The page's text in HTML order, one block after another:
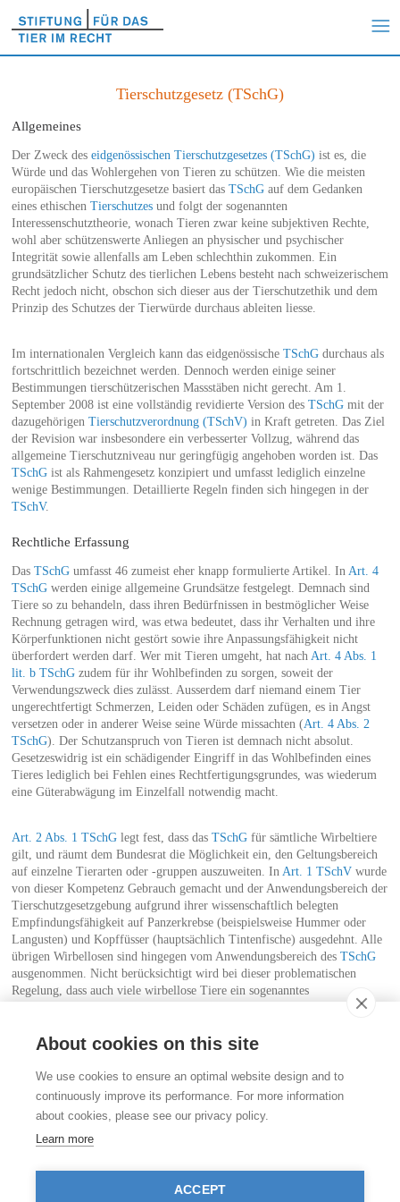
Tierschutzgesetz (TSchG)
Allgemeines
Der Zweck des eidgenössischen Tierschutzgesetzes (TSchG) ist es, die
Würde und das Wohlergehen von Tieren zu schützen. Wie die meisten
europäischen Tierschutzgesetze basiert das TSchGauf dem Gedanken
eines ethischen Tierschutzesund folgt der sogenannten
Interessenschutztheorie, wonach Tieren zwar keine subjektiven Rechte,
wohl aber schützenswerte Anliegen an physischer und psychischer
Integrität sowie allenfalls am Leben schlechthin zukommen. Ein
grundsätzlicher Schutz des tierlichen Lebens besteht nach schweizerischem
Recht jedoch nicht, obschon sich dieser aus der Tierschutzethik und dem
Prinzip des Schutzes der Tierwürde durchaus ableiten liesse.
Im internationalen Vergleich kann das eidgenössische TSchGdurchaus als
fortschrittlich bezeichnet werden. Dennoch werden einige seiner
Bestimmungen tierschützerischen Massstäben nicht gerecht. Am 1.
September 2008 ist eine vollständig revidierte Version des TSchGmit der
dazugehörigen Tierschutzverordnung (TSchV) in Kraft getreten. Das Ziel
der Revision war insbesondere ein verbesserter Vollzug, während das
allgemeine Tierschutzniveau nur geringfügig angehoben worden ist. Das
TSchGist als Rahmengesetz konzipiert und umfasst lediglich einzelne
wenige Bestimmungen. Detaillierte Regeln finden sich hingegen in der
TSchV.
Rechtliche Erfassung
Das TSchGumfasst 46 zumeist eher knapp formulierte Artikel. In Art. 4
TSchGwerden einige allgemeine Grundsätze festgelegt. Demnach sind
Tiere so zu behandeln, dass ihren Bedürfnissen in bestmöglicher Weise
Rechnung getragen wird, was etwa bedeutet, dass ihr Verhalten und ihre
Körperfunktionen nicht gestört sowie ihre Anpassungsfähigkeit nicht
überfordert werden darf. Wer mit Tieren umgeht, hat nach Art. 4 Abs. 1
lit. b TSchGzudem für ihr Wohlbefinden zu sorgen, soweit der
Verwendungszweck dies zulässt. Ausserdem darf niemand einem Tier
ungerechtfertigt Schmerzen, Leiden oder Schäden zufügen, es in Angst
versetzen oder in anderer Weise seine Würde missachten (Art. 4 Abs. 2
TSchG). Der Schutzanspruch von Tieren ist demnach nicht absolut.
Gesetzeswidrig ist ein schädigender Eingriff in das Wohlbefinden eines
Tieres lediglich bei Fehlen eines Rechtfertigungsgrundes, was wiederum
eine Güterabwägung im Einzelfall notwendig macht.
Art. 2 Abs. 1 TSchGlegt fest, dass das TSchGfür sämtliche Wirbeltiere
gilt, und räumt dem Bundesrat die Möglichkeit ein, den Geltungsbereich
auf einzelne Tierarten oder -gruppen auszuweiten. In Art. 1 TSchVwurde
von dieser Kompetenz Gebrauch gemacht und der Anwendungsbereich der
Tierschutzgesetzgebung aufgrund ihrer wissenschaftlich belegten
Empfindungsfähigkeit auf Panzerkrebse (beispielsweise Hummer oder
Langusten) und Kopffüsser (hauptsächlich Tintenfische) ausgedehnt. Alle
übrigen Wirbellosen sind hingegen vom Anwendungsbereich des TSchG
ausgenommen. Nicht berücksichtigt wird bei dieser problematischen
Regelung, dass auch viele wirbellose Tiere ein sogenanntes
Meideverhalten zeigen, das denselben biologischen Zweck verfolgt wie
Stiftung für das Tier im Recht (TIR)
Rigistrasse 9
CH - 8006 Zürich
info@tierimrecht.org
Ihre Spende kann von den Steuern abgezogen werden.
IBAN: CH17 0900 0000 8770 0700 7, PostFinance CHF
About cookies on this site
We use cookies to ensure an optimal website design and to
continuously improve its performance. For more information
about cookies, please see our privacy policy.
Learn more
ACCEPT